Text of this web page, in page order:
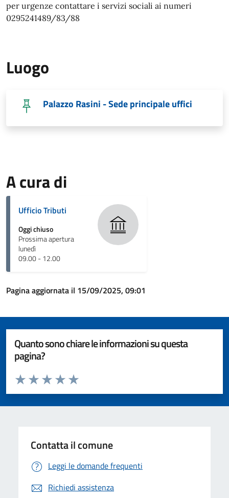
per urgenze contattare i servizi sociali ai numeri
0295241489/83/88
Luogo
Palazzo Rasini - Sede principale uffici
A cura di
Ufficio Tributi
Oggi chiuso
Prossima apertura
lunedì
09.00 - 12.00
Pagina aggiornata il 15/09/2025, 09:01
Quanto sono chiare le informazioni su questa
pagina?
Valuta da 1 a 5 stelle la pagina
Valuta 5 stelle su 5
Valuta 4 stelle su 5
Valuta 3 stelle su 5
Valuta 2 stelle su 5
Valuta 1 stelle su 5
Contatta il comune
Leggi le domande frequenti
Richiedi assistenza